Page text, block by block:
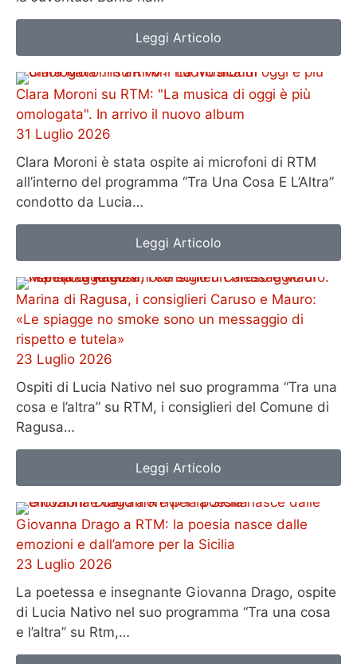
Leggi Articolo
Clara Moroni su RTM: "La musica di oggi è più
omologata". In arrivo il nuovo album
31 Luglio 2026
Clara Moroni è stata ospite ai microfoni di RTM
all’interno del programma “Tra Una Cosa E L’Altra”
condotto da Lucia…
Leggi Articolo
Marina di Ragusa, i consiglieri Caruso e Mauro:
«Le spiagge no smoke sono un messaggio di
rispetto e tutela»
23 Luglio 2026
Ospiti di Lucia Nativo nel suo programma “Tra una
cosa e l’altra” su RTM, i consiglieri del Comune di
Ragusa…
Leggi Articolo
Giovanna Drago a RTM: la poesia nasce dalle
emozioni e dall’amore per la Sicilia
23 Luglio 2026
La poetessa e insegnante Giovanna Drago, ospite
di Lucia Nativo nel suo programma “Tra una cosa
e l’altra” su Rtm,…